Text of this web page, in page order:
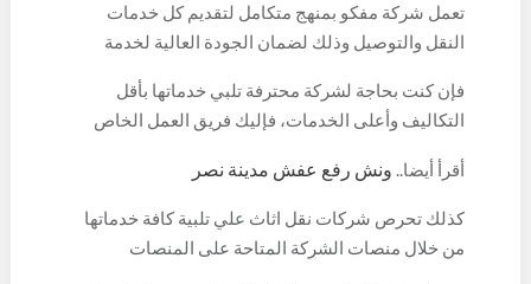
تعمل شركة مفكو بمنهج متكامل لتقديم كل خدمات
النقل والتوصيل وذلك لضمان الجودة العالية لخدمة
خدماتها بمعايير تنافسية وآليات حديثة تضمن الخدمات
المثالية لجميع العملاء.
فإن كنت بحاجة لشركة محترفة تلبي خدماتها بأقل
التكاليف وأعلى الخدمات، فإليك فريق العمل الخاص
متخصصين مؤهلين كليا لخدمة جميع العملاء، ذلك من
خلال التواصل عبر المنصات الإلكترونية المتنوعة والتي
تمتاز بتوفير الخدمات داخل الشركة على مدار اليوم من
أقرأ أيضا.. ونش رفع عفش مدينة نصر
كذلك تحرص شركات نقل اثاث علي تلبية كافة خدماتها
من خلال منصات الشركة المتاحة على المنصات